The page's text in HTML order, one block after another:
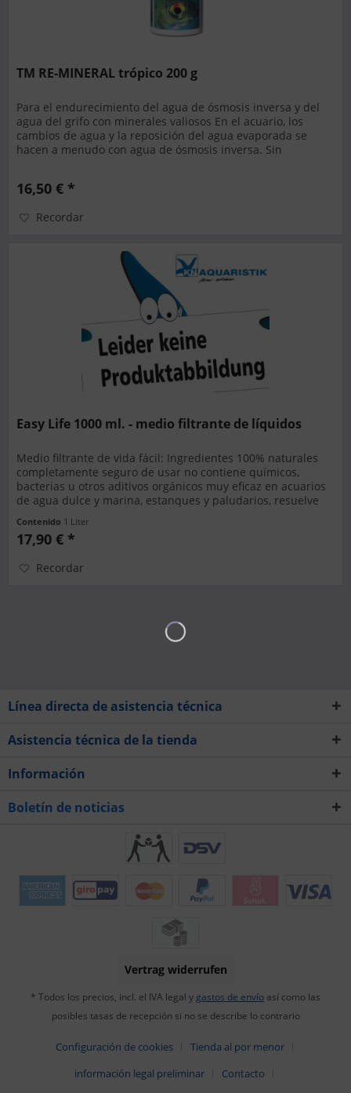
TM RE-MINERAL trópico 200 g
Para el endurecimiento del agua de ósmosis inversa y del
agua del grifo con minerales valiosos En el acuario, los
cambios de agua y la reposición del agua evaporada se
hacen a menudo con agua de ósmosis inversa. Sin
16,50 € *
Recordar
Easy Life 1000 ml. - medio filtrante de líquidos
Medio filtrante de vida fácil: Ingredientes 100% naturales
completamente seguro de usar no contiene químicos,
bacterias u otros aditivos orgánicos muy eficaz en acuarios
de agua dulce y marina, estanques y paludarios, resuelve
Contenido 1 Liter
17,90 € *
Recordar
Línea directa de asistencia técnica
Asistencia técnica de la tienda
Información
Boletín de noticias
Vertrag widerrufen
* Todos los precios, incl. el IVA legal y gastos de envío así como las
posibles tasas de recepción si no se describe lo contrario
Configuración de cookies
Tienda al por menor
información legal preliminar
Contacto